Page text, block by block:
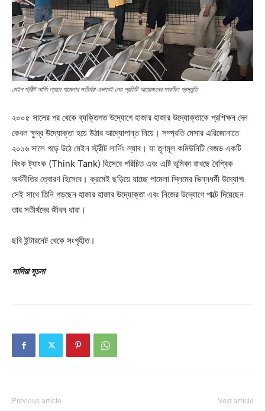
মেইন স্ট্রীট লার্নিং ল্যাবে পামেলার সতীর্থরা এভাবেই নেয় প্রতিটি আয়োজনের সাবলীল প্রস্তুতি
২০০৫ সালের পর থেকে ব্যক্তিগত উদ্যোগে হাজার হাজার উদ্যোক্তাকে প্রশিক্ষন দেন
কেবল ক্ষুদ্র উদ্যোক্তা হয়ে উঠার আদ্যোপান্ত নিয়ে। সম্প্রতি মেসার এরিজোনাতে
২০১৬ সালে গড়ে উঠে মেইন স্ট্রীট লার্নিং ল্যাব। যা তৃণমূল কমিউনিটি বেজড একটি
থিংক ট্যাংক (Think Tank) হিসেবে পরিচিত এবং এটি ভূমিকা রাখছে বৈশ্বিক
অর্থনীতির ত্বোরণ হিসেবে। ক্রমেই ছড়িয়ে যাচ্ছে পামেলা স্লিমের ভিন্নধর্মী উদ্যোগ৷
সেই সাথে তিনি গড়ছেন হাজার হাজার উদ্যোক্তা এবং নিজের উদ্যোগে পাল্টে দিয়েছেন
তার সতীর্থদের জীবন ধারা।
ছবি ইন্টারনেট থেকে সংগৃহীত।
সাদিয়া সূচনা
Previous article Next article